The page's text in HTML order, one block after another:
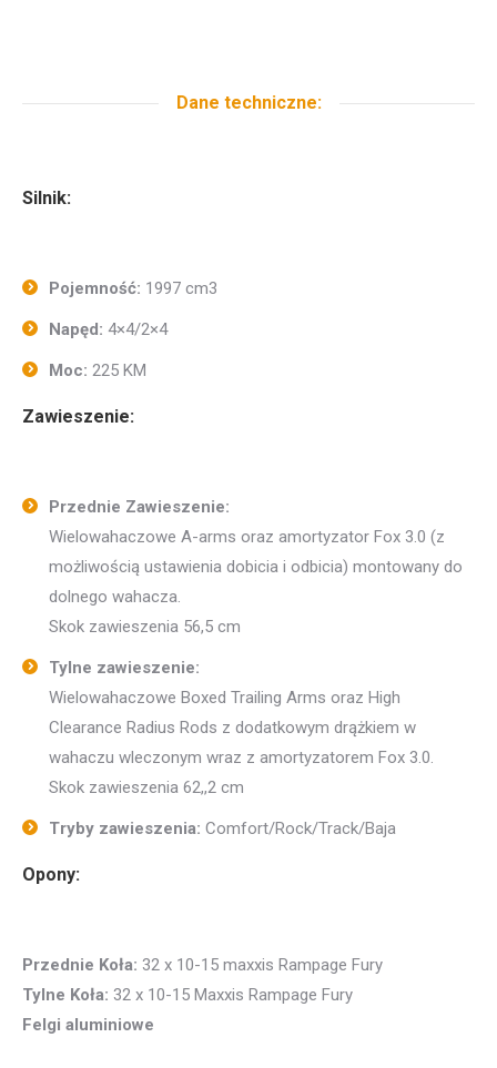
Dane techniczne:
Silnik:
Pojemność: 1997 cm3
Napęd: 4×4/2×4
Moc: 225 KM
Zawieszenie:
Przednie Zawieszenie:
Wielowahaczowe A-arms oraz amortyzator Fox 3.0 (z
możliwością ustawienia dobicia i odbicia) montowany do
dolnego wahacza.
Skok zawieszenia 56,5 cm
Tylne zawieszenie:
Wielowahaczowe Boxed Trailing Arms oraz High
Clearance Radius Rods z dodatkowym drążkiem w
wahaczu wleczonym wraz z amortyzatorem Fox 3.0.
Skok zawieszenia 62,,2 cm
Tryby zawieszenia: Comfort/Rock/Track/Baja
Opony:
Przednie Koła: 32 x 10-15 maxxis Rampage Fury
Tylne Koła: 32 x 10-15 Maxxis Rampage Fury
Felgi aluminiowe